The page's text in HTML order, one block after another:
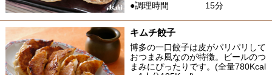
●調理時間
15分
キムチ餃子
博多の一口餃子は皮がパリパリして
おつまみ風なのが特徴。ビールのつ
まみにぴったりです。(全量780Kcal